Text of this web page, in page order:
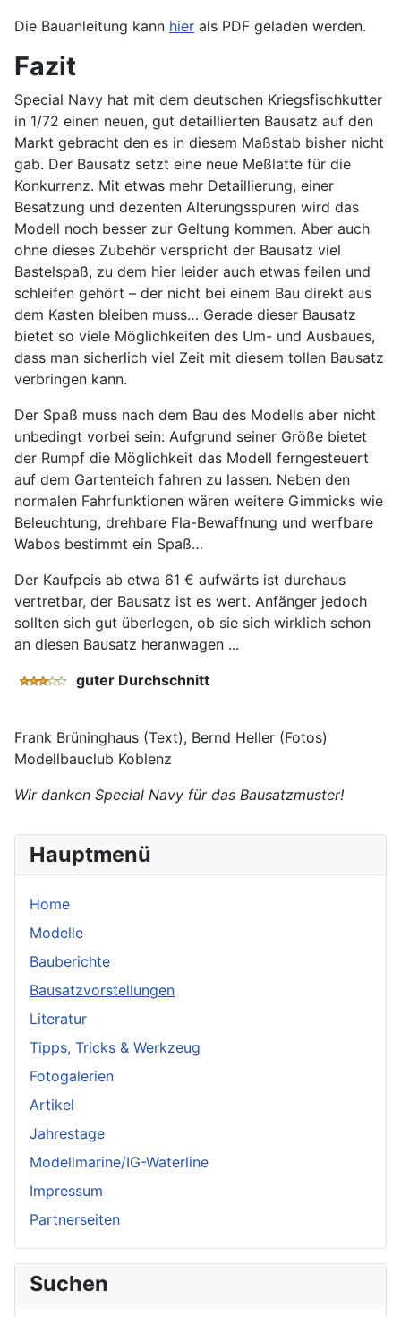
Hauptmenü
Home
Modelle
Bauberichte
Bausatzvorstellungen
Literatur
Tipps, Tricks & Werkzeug
Fotogalerien
Artikel
Jahrestage
Modellmarine/IG-Waterline
Impressum
Partnerseiten
Suchen
Die Bauanleitung kann hier als PDF geladen werden.
Fazit
Special Navy hat mit dem deutschen Kriegsfischkutter
in 1/72 einen neuen, gut detaillierten Bausatz auf den
Markt gebracht den es in diesem Maßstab bisher nicht
gab. Der Bausatz setzt eine neue Meßlatte für die
Konkurrenz. Mit etwas mehr Detaillierung, einer
Besatzung und dezenten Alterungsspuren wird das
Modell noch besser zur Geltung kommen. Aber auch
ohne dieses Zubehör verspricht der Bausatz viel
Bastelspaß, zu dem hier leider auch etwas feilen und
schleifen gehört – der nicht bei einem Bau direkt aus
dem Kasten bleiben muss… Gerade dieser Bausatz
bietet so viele Möglichkeiten des Um- und Ausbaues,
dass man sicherlich viel Zeit mit diesem tollen Bausatz
verbringen kann.
Der Spaß muss nach dem Bau des Modells aber nicht
unbedingt vorbei sein: Aufgrund seiner Größe bietet
der Rumpf die Möglichkeit das Modell ferngesteuert
auf dem Gartenteich fahren zu lassen. Neben den
normalen Fahrfunktionen wären weitere Gimmicks wie
Beleuchtung, drehbare Fla-Bewaffnung und werfbare
Wabos bestimmt ein Spaß…
Der Kaufpeis ab etwa 61 € aufwärts ist durchaus
vertretbar, der Bausatz ist es wert. Anfänger jedoch
sollten sich gut überlegen, ob sie sich wirklich schon
an diesen Bausatz heranwagen ...
guter Durchschnitt
Frank Brüninghaus (Text), Bernd Heller (Fotos)
Modellbauclub Koblenz
Wir danken Special Navy für das Bausatzmuster!